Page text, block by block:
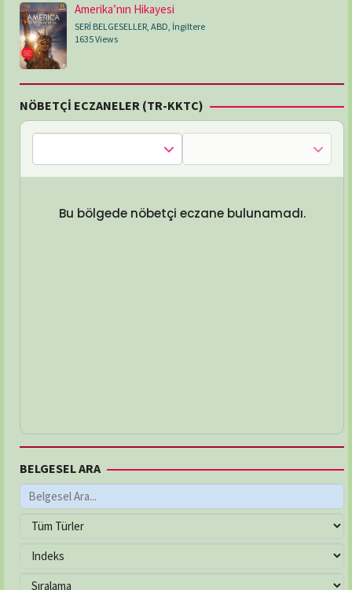
Amerika’nın Hikayesi
SERİ BELGESELLER ABD İngiltere
1635 Views
NÖBETÇİ ECZANELER (TR-KKTC)
Bu bölgede nöbetçi eczane bulunamadı.
BELGESEL ARA